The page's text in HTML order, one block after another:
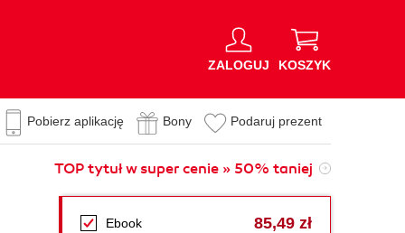
ZALOGUJ KOSZYK
Pobierz aplikację Bony Podaruj prezent
TOP tytuł w super cenie » 50% taniej
Ebook 85,49 zł